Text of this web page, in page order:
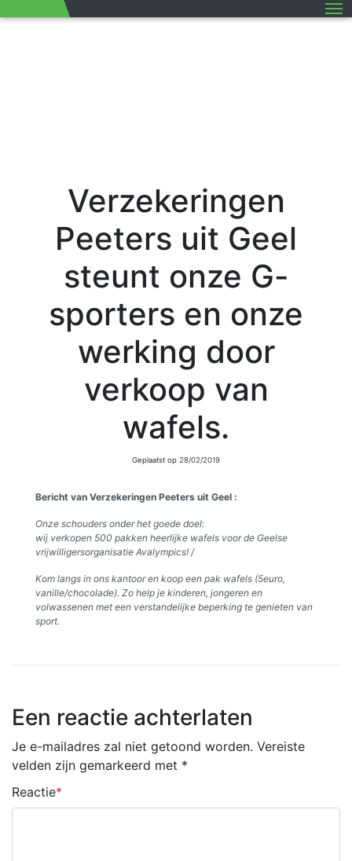
Verzekeringen
Peeters uit Geel
steunt onze G-
sporters en onze
werking door
verkoop van
wafels.
Geplaatst op 28/02/2019
Bericht van Verzekeringen Peeters uit Geel :
Onze schouders onder het goede doel:
wij verkopen 500 pakken heerlijke wafels voor de Geelse
vrijwilligersorganisatie Avalympics! /
Kom langs in ons kantoor en koop een pak wafels (5euro,
vanille/chocolade). Zo help je kinderen, jongeren en
volwassenen met een verstandelijke beperking te genieten van
sport.
Een reactie achterlaten
Je e-mailadres zal niet getoond worden. Vereiste
velden zijn gemarkeerd met *
Reactie